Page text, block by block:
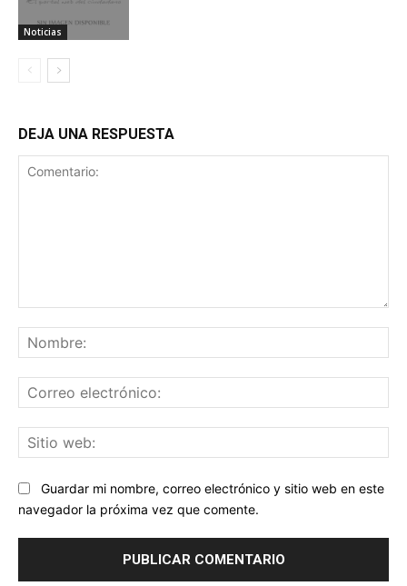
Noticias
DEJA UNA RESPUESTA
Guardar mi nombre, correo electrónico y sitio web en este
navegador la próxima vez que comente.